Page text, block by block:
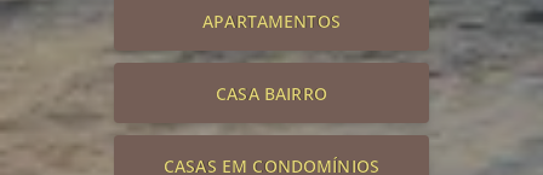
APARTAMENTOS
CASA BAIRRO
CASAS EM CONDOMÍNIOS